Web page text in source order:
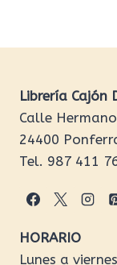
Librería Cajón
Calle
24400
Tel. 987 411
HORARIO
Lunes a